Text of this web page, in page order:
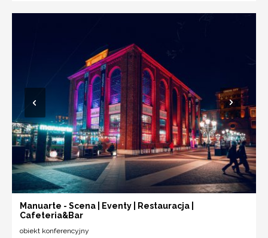
Manuarte - Scena | Eventy | Restauracja |
Cafeteria&Bar
obiekt konferencyjny